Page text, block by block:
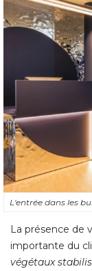
L'entrée dans les
La présence de
importante du
végétaux